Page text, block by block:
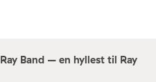
Band – en hyllest til Ray